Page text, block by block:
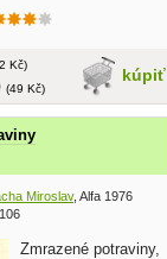
kúpiť
Kč)
(49 Kč)
Miroslav, Alfa 1976
Zmrazené potraviny,